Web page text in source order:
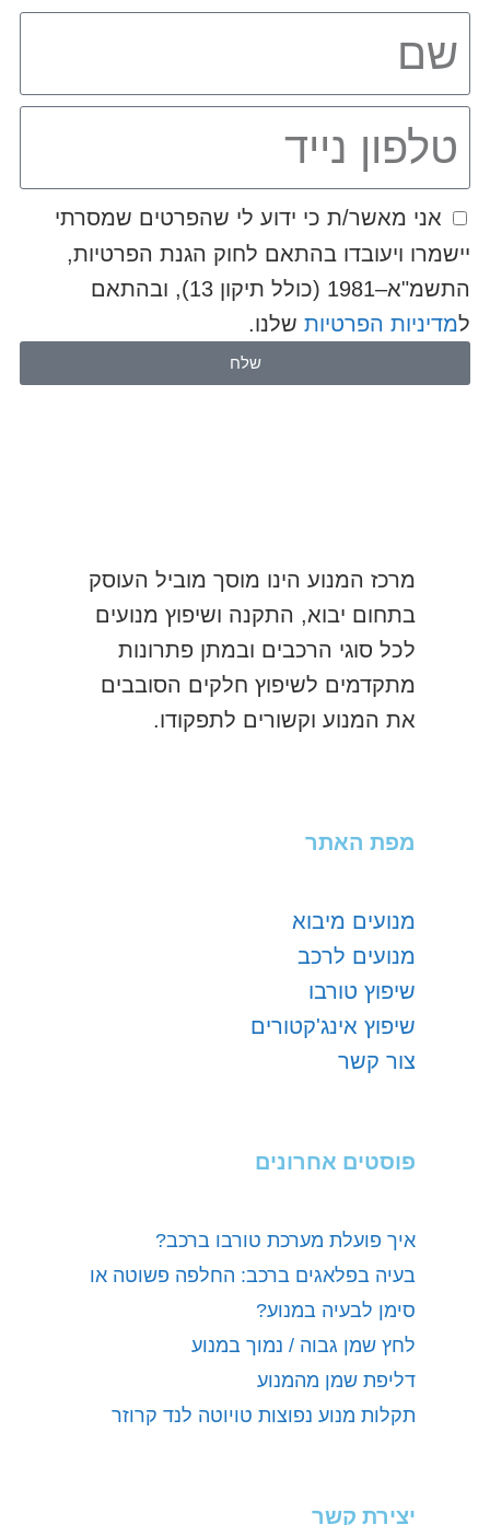
אני מאשר/ת כי ידוע לי שהפרטים שמסרתי
יישמרו ויעובדו בהתאם לחוק הגנת הפרטיות,
התשמ"א–1981 (כולל תיקון 13), ובהתאם
למדיניות הפרטיותשלנו.
שלח
מרכז המנוע הינו מוסך מוביל העוסק
בתחום יבוא, התקנה ושיפוץ מנועים
לכל סוגי הרכבים ובמתן פתרונות
מתקדמים לשיפוץ חלקים הסובבים
את המנוע וקשורים לתפקודו.
מפת האתר
מנועים מיבוא
מנועים לרכב
שיפוץ טורבו
שיפוץ אינג'קטורים
צור קשר
פוסטים אחרונים
איך פועלת מערכת טורבו ברכב?
בעיה בפלאגים ברכב: החלפה פשוטה או
סימן לבעיה במנוע?
לחץ שמן גבוה / נמוך במנוע
דליפת שמן מהמנוע
תקלות מנוע נפוצות טויוטה לנד קרוזר
יצירת קשר